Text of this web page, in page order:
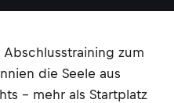
zum
die Seele aus
– mehr als Startplatz